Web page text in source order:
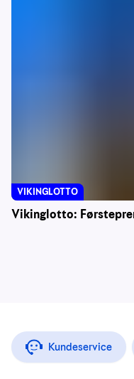
Vikinglotto:
VIKINGLOTTO
Kundeservice